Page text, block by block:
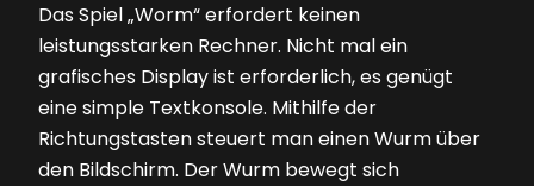
Das Spiel „Worm“ erfordert keinen
leistungsstarken Rechner. Nicht mal ein
grafisches Display ist erforderlich, es genügt
eine simple Textkonsole. Mithilfe der
Richtungstasten steuert man einen Wurm über
den Bildschirm. Der Wurm bewegt sich